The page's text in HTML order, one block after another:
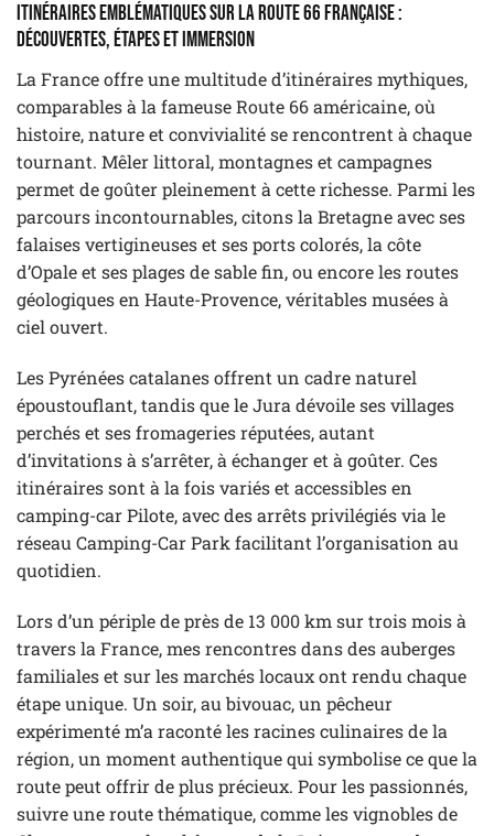
Itinéraires emblématiques sur la Route 66 française :
découvertes, étapes et immersion
La France offre une multitude d’itinéraires mythiques,
comparables à la fameuse Route 66 américaine, où
histoire, nature et convivialité se rencontrent à chaque
tournant. Mêler littoral, montagnes et campagnes
permet de goûter pleinement à cette richesse. Parmi les
parcours incontournables, citons la Bretagne avec ses
falaises vertigineuses et ses ports colorés, la côte
d’Opale et ses plages de sable fin, ou encore les routes
géologiques en Haute-Provence, véritables musées à
ciel ouvert.
Les Pyrénées catalanes offrent un cadre naturel
époustouflant, tandis que le Jura dévoile ses villages
perchés et ses fromageries réputées, autant
d’invitations à s’arrêter, à échanger et à goûter. Ces
itinéraires sont à la fois variés et accessibles en
camping-car Pilote, avec des arrêts privilégiés via le
réseau Camping-Car Park facilitant l’organisation au
quotidien.
Lors d’un périple de près de 13 000 km sur trois mois à
travers la France, mes rencontres dans des auberges
familiales et sur les marchés locaux ont rendu chaque
étape unique. Un soir, au bivouac, un pêcheur
expérimenté m’a raconté les racines culinaires de la
région, un moment authentique qui symbolise ce que la
route peut offrir de plus précieux. Pour les passionnés,
suivre une route thématique, comme les vignobles de